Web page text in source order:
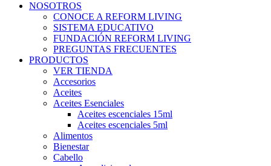
NOSOTROS
CONOCE A REFORM LIVING
SISTEMA EDUCATIVO
FUNDACIÓN REFORM LIVING
PREGUNTAS FRECUENTES
PRODUCTOS
VER TIENDA
Accesorios
Aceites
Aceites Esenciales
Aceites escenciales 15ml
Aceites escenciales 5ml
Alimentos
Bienestar
Cabello